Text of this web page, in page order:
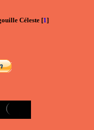
Céleste[1]